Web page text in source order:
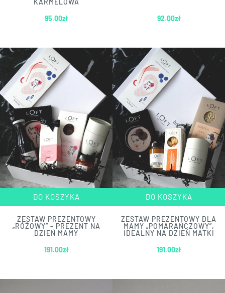
95.00zł 92.00zł
DO KOSZYKA
ZESTAW PREZENTOWY
„RÓŻOWY” – PREZENT NA
DZIEŃ MAMY
191.00zł
DO KOSZYKA
ZESTAW PREZENTOWY DLA
MAMY „POMARAŃCZOWY”,
IDEALNY NA DZIEŃ MATKI
191.00zł